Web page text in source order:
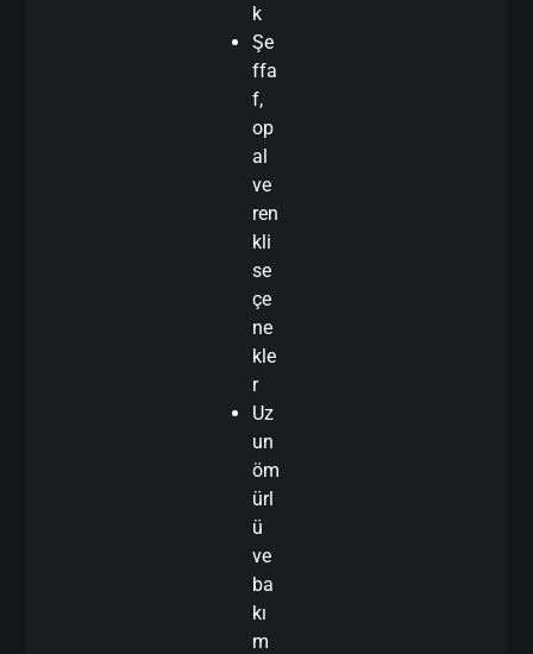
k
Şe
ffa
f,
op
al
ve
ren
kli
se
çe
ne
kle
r
Uz
un
öm
ürl
ü
ve
ba
kı
m